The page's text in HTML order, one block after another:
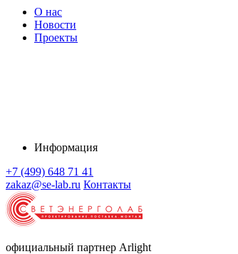
О нас
Новости
Проекты
Информация
+7 (499) 648 71 41
zakaz@se-lab.ru Контакты
официальный партнер Arlight